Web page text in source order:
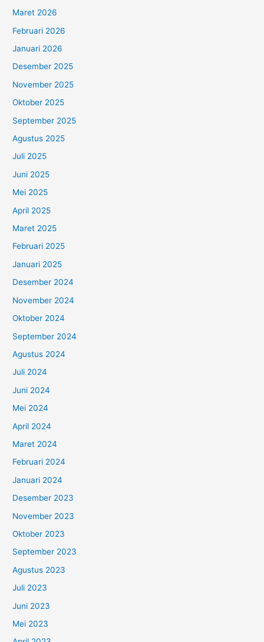
Maret 2026
Februari 2026
Januari 2026
Desember 2025
November 2025
Oktober 2025
September 2025
Agustus 2025
Juli 2025
Juni 2025
Mei 2025
April 2025
Maret 2025
Februari 2025
Januari 2025
Desember 2024
November 2024
Oktober 2024
September 2024
Agustus 2024
Juli 2024
Juni 2024
Mei 2024
April 2024
Maret 2024
Februari 2024
Januari 2024
Desember 2023
November 2023
Oktober 2023
September 2023
Agustus 2023
Juli 2023
Juni 2023
Mei 2023